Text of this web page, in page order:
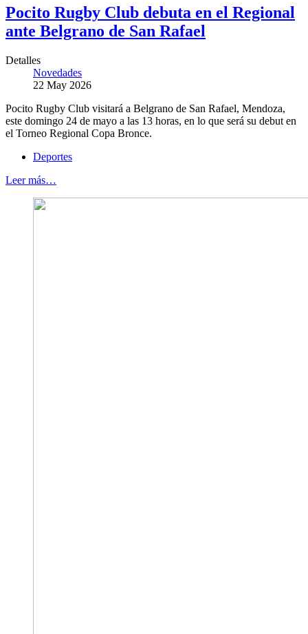
Pocito Rugby Club debuta en el Regional
ante Belgrano de San Rafael
Detalles
Novedades
22 May 2026
Pocito Rugby Club visitará a Belgrano de San Rafael, Mendoza,
este domingo 24 de mayo a las 13 horas, en lo que será su debut en
el Torneo Regional Copa Bronce.
Deportes
Leer más…